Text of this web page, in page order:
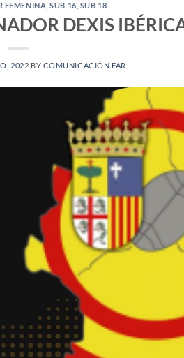
FEMENINA ,SUB 16 SUB 18
DEXIS
2022 BY COMUNICACIÓN FAR